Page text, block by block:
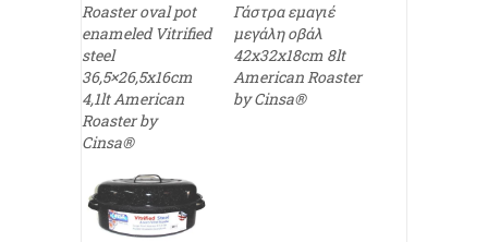
Roaster oval pot
enameled Vitrified
steel
36,5×26,5x16cm
4,1lt American
Roaster by
Cinsa®
Γάστρα εμαγιέ
μεγάλη οβάλ
42x32x18cm 8lt
American Roaster
by Cinsa®